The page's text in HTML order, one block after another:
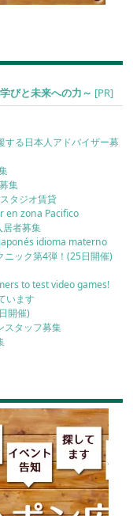
びと未来への力～ [PR]
する日本人アドバイザー募
集
タジオ賃貸
en zona Pacifico
居者募集
idioma materno
ニック第4弾！(25日開催)
to test video games!
います
開催)
スタッフ募集